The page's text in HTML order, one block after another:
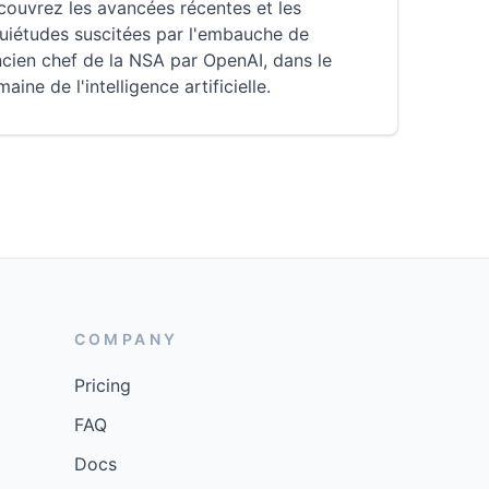
les avancées récentes et les
suscitées par l'embauche de
chef de la NSA par OpenAI, dans le
de l'intelligence artificielle.
COMPANY
Pricing
FAQ
Docs